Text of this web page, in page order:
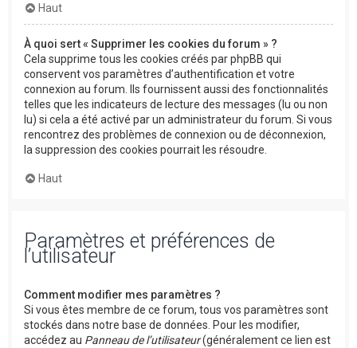
Haut
À quoi sert « Supprimer les cookies du forum » ?
Cela supprime tous les cookies créés par phpBB qui
conservent vos paramètres d’authentification et votre
connexion au forum. Ils fournissent aussi des fonctionnalités
telles que les indicateurs de lecture des messages (lu ou non
lu) si cela a été activé par un administrateur du forum. Si vous
rencontrez des problèmes de connexion ou de déconnexion,
la suppression des cookies pourrait les résoudre.
Haut
Paramètres et préférences de
l’utilisateur
Comment modifier mes paramètres ?
Si vous êtes membre de ce forum, tous vos paramètres sont
stockés dans notre base de données. Pour les modifier,
accédez au Panneau de l’utilisateur(généralement ce lien est